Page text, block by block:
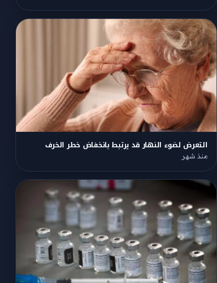
التعرض لضوء النهار قد يرتبط بانخفاض خطر الخرف
منذ شهر